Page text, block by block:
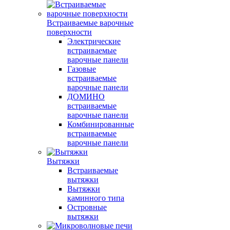
Встраиваемые варочные
поверхности
Электрические
встраиваемые
варочные панели
Газовые
встраиваемые
варочные панели
ДОМИНО
встраиваемые
варочные панели
Комбинированные
встраиваемые
варочные панели
Вытяжки
Встраиваемые
вытяжки
Вытяжки
каминного типа
Островные
вытяжки